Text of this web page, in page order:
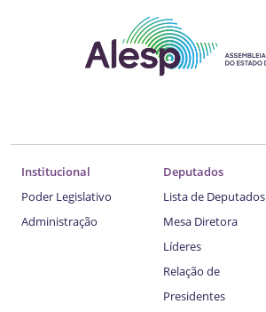
Institucional
Poder Legislativo
Administração
Deputados
Lista de Deputados
Mesa Diretora
Líderes
Relação de
Presidentes